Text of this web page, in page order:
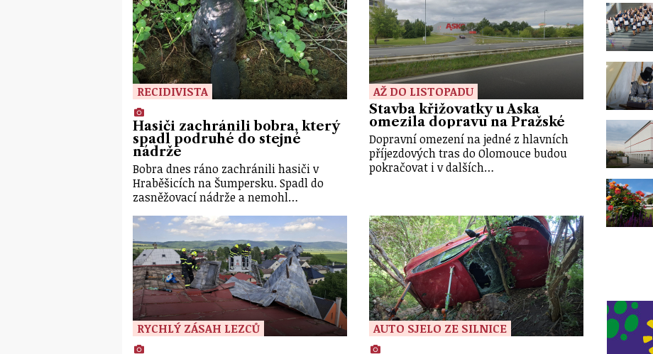
RECIDIVISTA
Hasiči zachránili bobra, který
spadl podruhé do stejné
nádrže
Bobra dnes ráno zachránili hasiči v
Hraběšicích na Šumpersku. Spadl do
zasněžovací nádrže a nemohl…
AŽ DO LISTOPADU
Stavba křižovatky u Aska
omezila dopravu na Pražské
Dopravní omezení na jedné z hlavních
příjezdových tras do Olomouce budou
pokračovat i v dalších…
RYCHLÝ ZÁSAH LEZCŮ AUTO SJELO ZE SILNICE